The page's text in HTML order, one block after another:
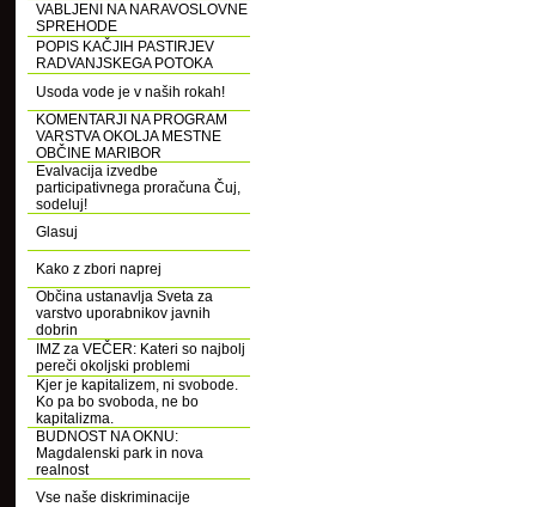
VABLJENI NA NARAVOSLOVNE
SPREHODE
POPIS KAČJIH PASTIRJEV
RADVANJSKEGA POTOKA
Usoda vode je v naših rokah!
KOMENTARJI NA PROGRAM
VARSTVA OKOLJA MESTNE
OBČINE MARIBOR
Evalvacija izvedbe
participativnega proračuna Čuj,
sodeluj!
Glasuj
Kako z zbori naprej
Občina ustanavlja Sveta za
varstvo uporabnikov javnih
dobrin
IMZ za VEČER: Kateri so najbolj
pereči okoljski problemi
Kjer je kapitalizem, ni svobode.
Ko pa bo svoboda, ne bo
kapitalizma.
BUDNOST NA OKNU:
Magdalenski park in nova
realnost
Vse naše diskriminacije